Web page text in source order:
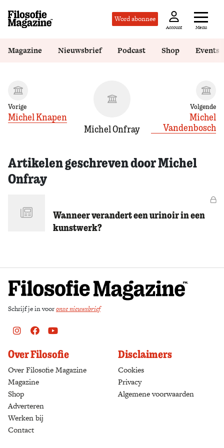
Word abonnee
Account Menu
Magazine Nieuwsbrief Podcast Shop Events
Vorige
Michel Knapen
Michel Onfray
Volgende
Michel
Vandenbosch
Artikelen geschreven door Michel
Onfray
Wanneer verandert een urinoir in een
kunstwerk?
Schrijf je in vooronze nieuwsbrief
Instagram
FacebookYoutube
Over Filosofie
Over Filosofie Magazine
Magazine
Shop
Adverteren
Werken bij
Contact
Disclaimers
Cookies
Privacy
Algemene voorwaarden